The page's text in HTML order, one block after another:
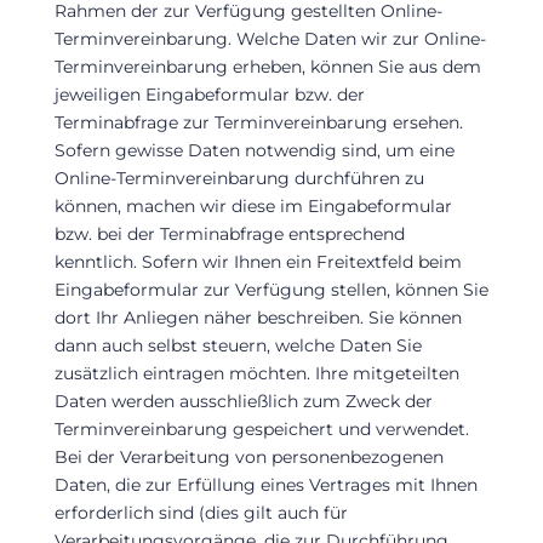
Rahmen der zur Verfügung gestellten Online-
Terminvereinbarung. Welche Daten wir zur Online-
Terminvereinbarung erheben, können Sie aus dem
jeweiligen Eingabeformular bzw. der
Terminabfrage zur Terminvereinbarung ersehen.
Sofern gewisse Daten notwendig sind, um eine
Online-Terminvereinbarung durchführen zu
können, machen wir diese im Eingabeformular
bzw. bei der Terminabfrage entsprechend
kenntlich. Sofern wir Ihnen ein Freitextfeld beim
Eingabeformular zur Verfügung stellen, können Sie
dort Ihr Anliegen näher beschreiben. Sie können
dann auch selbst steuern, welche Daten Sie
zusätzlich eintragen möchten. Ihre mitgeteilten
Daten werden ausschließlich zum Zweck der
Terminvereinbarung gespeichert und verwendet.
Bei der Verarbeitung von personenbezogenen
Daten, die zur Erfüllung eines Vertrages mit Ihnen
erforderlich sind (dies gilt auch für